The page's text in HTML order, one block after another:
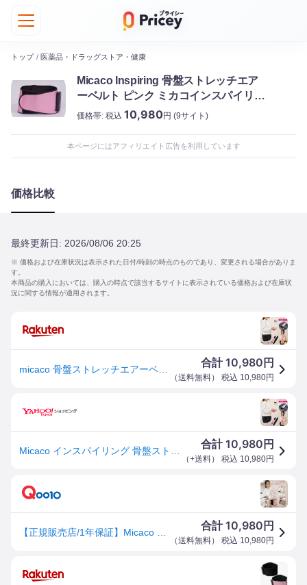
トップ / 医薬品・ドラッグストア・健康
Micaco Inspiring 骨盤ストレッチエア
ーベルト ピンク ミカコインスパイリン
グ
価格帯: 税込 10,980円 (9サイト)
本ページにはアフィリエイト広告を利用しています
価格比較
最終更新日: 2026/08/06 20:25
※ 価格および在庫状況は表示された日付/時刻の時点のものであり、変更される場合がありま
す。
本商品の購入においては、購入の時点で該当するサイトに表示されている価格および在庫状
況に関する情報が適用されます。
合計10,980 円
（送料無料） 税込 10,980円
合計10,980 円
（+送料） 税込 10,980円
合計10,980 円
（送料無料） 税込 10,980円